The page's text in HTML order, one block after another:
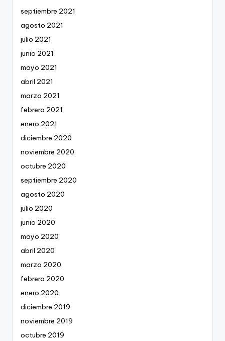
septiembre 2021
agosto 2021
julio 2021
junio 2021
mayo 2021
abril 2021
marzo 2021
febrero 2021
enero 2021
diciembre 2020
noviembre 2020
octubre 2020
septiembre 2020
agosto 2020
julio 2020
junio 2020
mayo 2020
abril 2020
marzo 2020
febrero 2020
enero 2020
diciembre 2019
noviembre 2019
octubre 2019